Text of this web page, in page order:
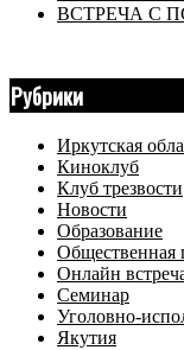
ВСТРЕЧА С
Рубрики
Иркутская
Киноклуб
Клуб трезвости
Новости
Образование
Общественная
Онлайн
Семинар
Уголовно-
Якутия